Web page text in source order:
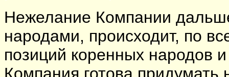
Нежелание Компании
народами, происходит, по
позиций коренных народов